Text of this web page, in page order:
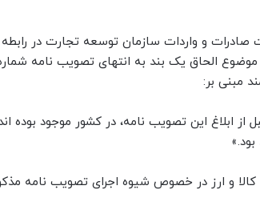
شماره ۴۵۹۴۴۲۱ مورخ ۱۴۰۳/۱۱/۲۴ دفتر مقررات صادرات و واردات سازمان توسعه
این تصویب نامه، در کشور موجود بوده
مرکزی مبارزه با قاچاق کالا و ارز در خصوص شیوه اجرای تصویب